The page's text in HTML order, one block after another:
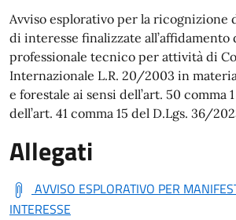
Avviso esplorativo per la ricognizione
di interesse finalizzate
professionale tecnico per attività di
Internazionale L.R. 20/2003 in
e forestale ai sensi dell’art. 50 comma
dell’art. 41 comma 15 del D.Lgs. 36/
Allegati
AVVISO ESPLORATIVO PER
INTERESSE